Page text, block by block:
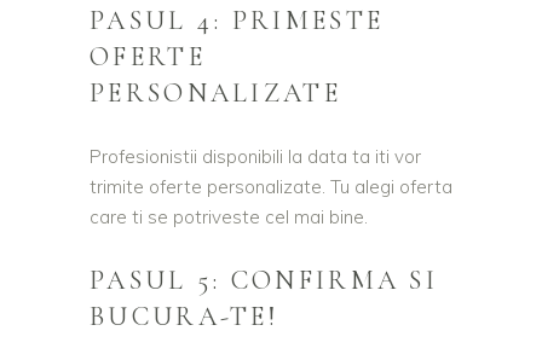
PASUL 4: PRIMESTE
OFERTE
PERSONALIZATE
Profesionistii disponibili la data ta iti vor
trimite oferte personalizate. Tu alegi oferta
care ti se potriveste cel mai bine.
PASUL 5: CONFIRMA SI
BUCURA-TE!